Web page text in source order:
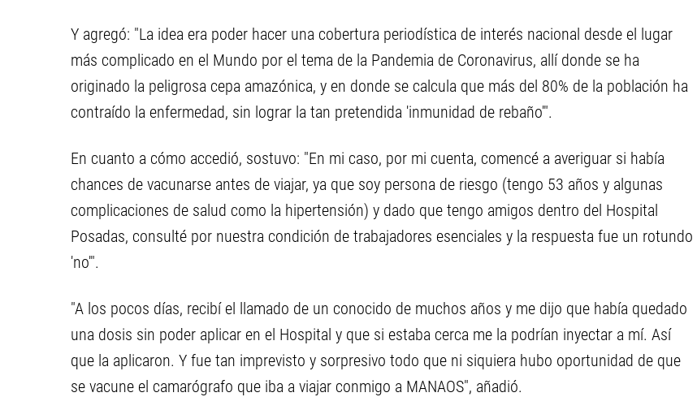
Y agregó: "La idea era poder hacer una cobertura periodística de interés nacional desde el lugar
más complicado en el Mundo por el tema de la Pandemia de Coronavirus, allí donde se ha
originado la peligrosa cepa amazónica, y en donde se calcula que más del 80% de la población ha
contraído la enfermedad, sin lograr la tan pretendida 'inmunidad de rebaño'".
En cuanto a cómo accedió, sostuvo: "En mi caso, por mi cuenta, comencé a averiguar si había
chances de vacunarse antes de viajar, ya que soy persona de riesgo (tengo 53 años y algunas
complicaciones de salud como la hipertensión) y dado que tengo amigos dentro del Hospital
Posadas, consulté por nuestra condición de trabajadores esenciales y la respuesta fue un rotundo
'no'".
"A los pocos días, recibí el llamado de un conocido de muchos años y me dijo que había quedado
una dosis sin poder aplicar en el Hospital y que si estaba cerca me la podrían inyectar a mí. Así
que la aplicaron. Y fue tan imprevisto y sorpresivo todo que ni siquiera hubo oportunidad de que
se vacune el camarógrafo que iba a viajar conmigo a MANAOS", añadió.